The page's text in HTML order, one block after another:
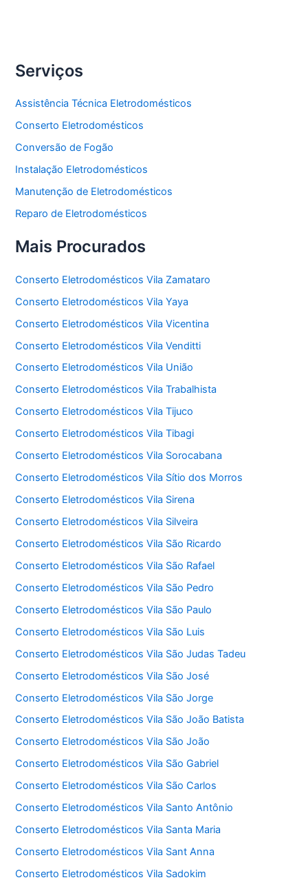
Serviços
Assistência Técnica Eletrodomésticos
Conserto Eletrodomésticos
Conversão de Fogão
Instalação Eletrodomésticos
Manutenção de Eletrodomésticos
Reparo de Eletrodomésticos
Mais Procurados
Conserto Eletrodomésticos Vila Zamataro
Conserto Eletrodomésticos Vila Yaya
Conserto Eletrodomésticos Vila Vicentina
Conserto Eletrodomésticos Vila Venditti
Conserto Eletrodomésticos Vila União
Conserto Eletrodomésticos Vila Trabalhista
Conserto Eletrodomésticos Vila Tijuco
Conserto Eletrodomésticos Vila Tibagi
Conserto Eletrodomésticos Vila Sorocabana
Conserto Eletrodomésticos Vila Sítio dos Morros
Conserto Eletrodomésticos Vila Sirena
Conserto Eletrodomésticos Vila Silveira
Conserto Eletrodomésticos Vila São Ricardo
Conserto Eletrodomésticos Vila São Rafael
Conserto Eletrodomésticos Vila São Pedro
Conserto Eletrodomésticos Vila São Paulo
Conserto Eletrodomésticos Vila São Luis
Conserto Eletrodomésticos Vila São Judas Tadeu
Conserto Eletrodomésticos Vila São José
Conserto Eletrodomésticos Vila São Jorge
Conserto Eletrodomésticos Vila São João Batista
Conserto Eletrodomésticos Vila São João
Conserto Eletrodomésticos Vila São Gabriel
Conserto Eletrodomésticos Vila São Carlos
Conserto Eletrodomésticos Vila Santo Antônio
Conserto Eletrodomésticos Vila Santa Maria
Conserto Eletrodomésticos Vila Sant Anna
Conserto Eletrodomésticos Vila Sadokim